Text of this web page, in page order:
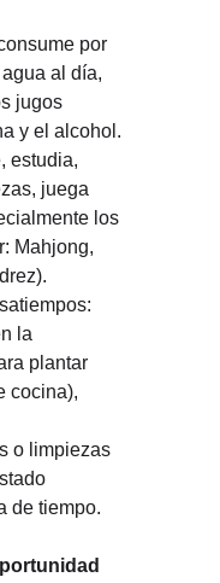
por
al día,
jugos
y el alcohol.
estudia,
juega
los
Mahjong,
la
plantar
cocina),
o limpiezas
de tiempo.